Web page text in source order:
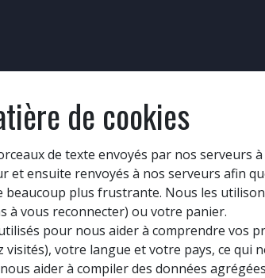
de cookies
de texte envoyés par nos
et ensuite renvoyés à nos serveurs afin
beaucoup plus frustrante. Nous les
à vous reconnecter) ou votre panier.
pour nous aider à comprendre vos
visités), votre langue et votre pays, ce
aider à compiler des données